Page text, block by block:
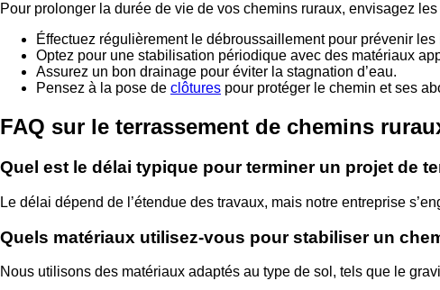
Pour prolonger la durée de vie de vos chemins ruraux, envisagez
Éffectuez régulièrement le débroussaillement pour prévenir les
Optez pour une stabilisation périodique avec des matériaux
Assurez un bon drainage pour éviter la stagnation d’eau.
Pensez à la pose de clôtures pour protéger le chemin et ses
FAQ sur le terrassement de chemins
Quel est le délai typique pour terminer un projet de
Le délai dépend de l’étendue des travaux, mais notre entreprise
Quels matériaux utilisez-vous pour stabiliser un
Nous utilisons des matériaux adaptés au type de sol, tels que le